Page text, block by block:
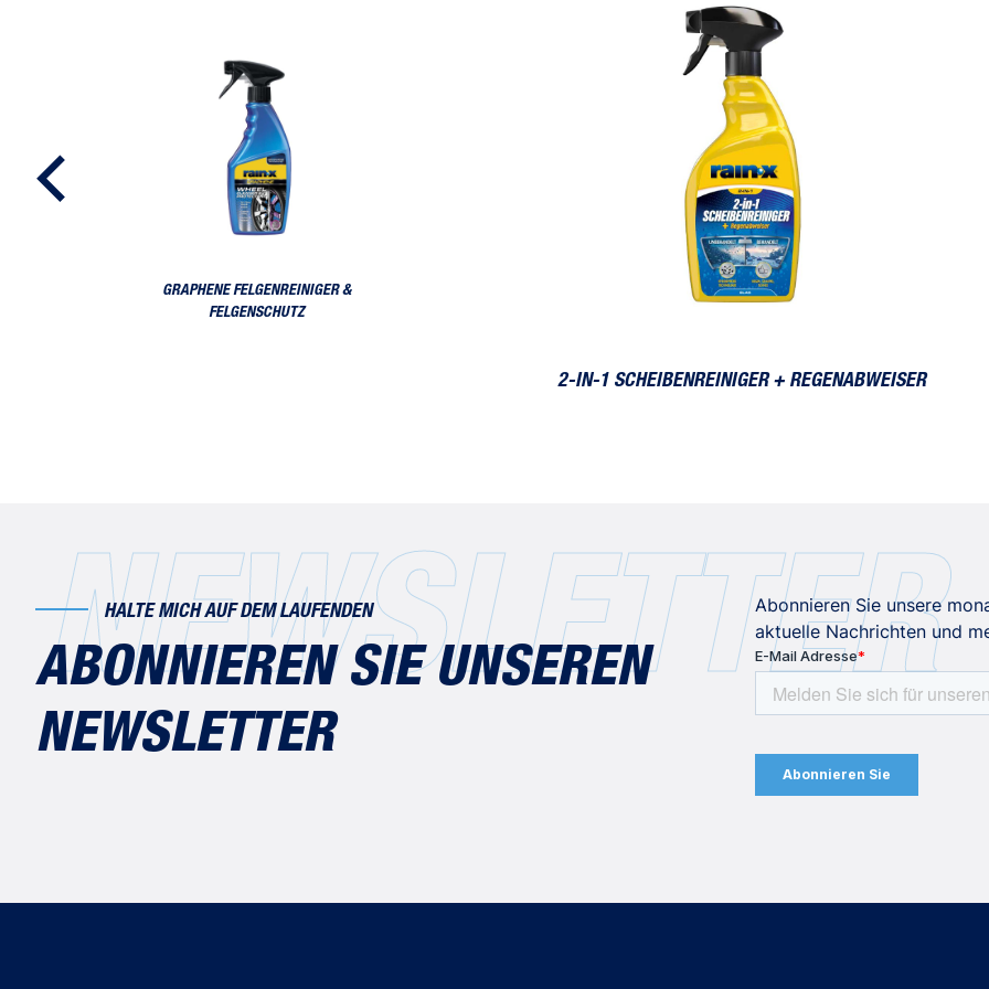
GRAPHENE FELGENREINIGER &
FELGENSCHUTZ
2-IN-1 SCHEIBENREINIGER + REGENABWEISER
HALTE MICH AUF DEM LAUFENDEN
ABONNIEREN SIE UNSEREN
NEWSLETTER
NEWSLETTER
Abonnieren Sie unsere
aktuelle Nachrichten und